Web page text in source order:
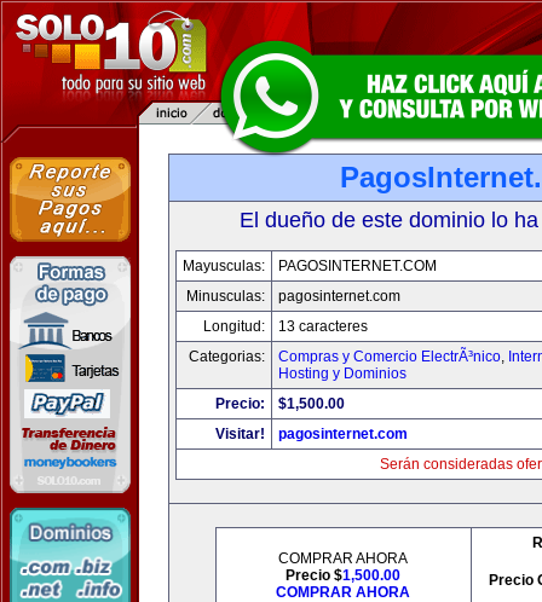
El dueño de este dominio lo
Mayusculas:
PAGOSINTERNET.COM
Minusculas:
pagosinternet.com
Longitud:
13 caracteres
Categorias:
Compras y Comercio ElectrÃ³nico,
Hosting y Dominios
Precio:
$1,500.00
Visitar!
pagosinternet.com
Serán consideradas
COMPRAR AHORA
Precio $1,500.00
COMPRAR AHORA
Precio